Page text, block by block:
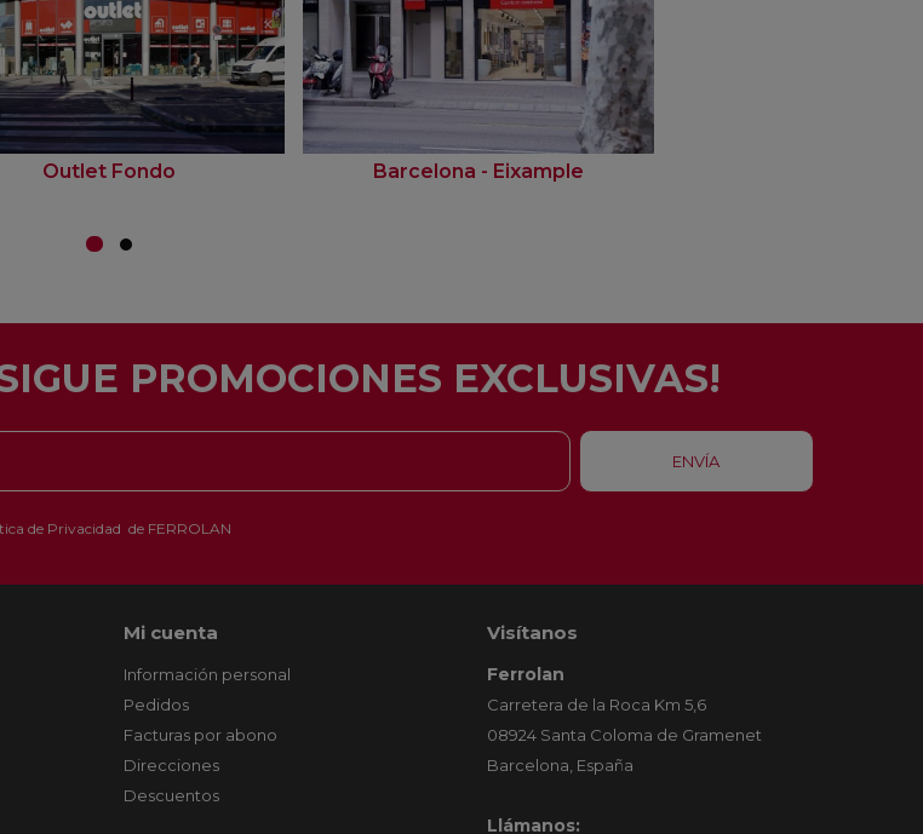
Outlet Fondo Barcelona - Eixample
PROMOCIONES EXCLUSIVAS!
de Privacidad de FERROLAN
Mi cuenta
Información personal
Pedidos
Facturas por abono
Direcciones
Descuentos
Visítanos
Ferrolan
Carretera de la Roca Km 5,6
08924 Santa Coloma de Gramenet
Barcelona, España
Llámanos: